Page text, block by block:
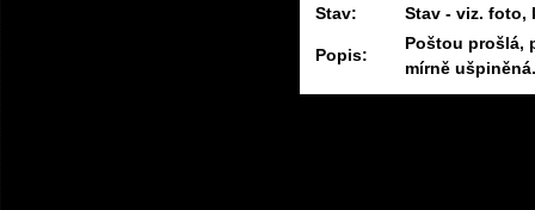
Stav:
Stav - viz. foto,
Popis:
Poštou prošlá,
mírně